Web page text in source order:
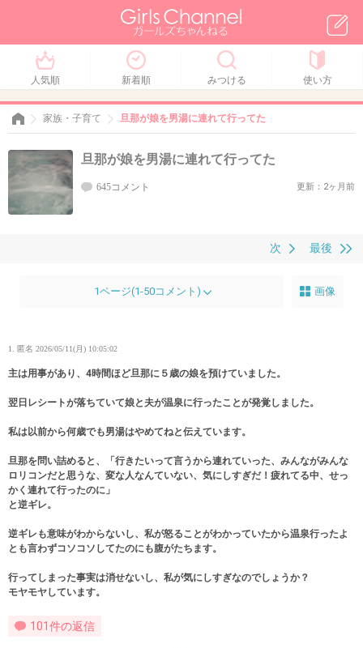
人気順 新着順 みつける 使い方
家族・子育て 旦那が娘を男湯に連れて行ってた
旦那が娘を男湯に連れて行ってた
645コメント 更新：2ヶ月前
最後
次
1ページ(1-50コメント) 画像
1. 匿名 2026/05/11(月) 10:05:02
主は用事があり、4時間ほど旦那に５歳の娘を預けていました。
翌日レシートが落ちていて娘と夫が温泉に行ったことが発覚しました。
私は以前から何歳でも男湯はやめてねと伝えています。
旦那を問い詰めると、「行きたいって言うから連れていった、みんながみんな
ロリコンだと思うな、変な人なんていない、気にしすぎだ！疲れてる中、せっ
かく連れて行ったのに」
と逆ギレ。
逆ギレも意味がわからないし、私が怒ることがわかっていたから温泉行ったよ
とも言わずコソコソしてたのにも腹がたちます。
行ってしまった事実は消せないし、私が気にしすぎなのでしょうか？
モヤモヤしています。
101件の返信